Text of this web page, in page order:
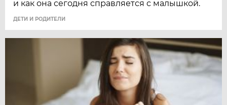
и как она сегодня справляется с малышкой.
ДЕТИ И РОДИТЕЛИ